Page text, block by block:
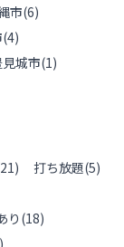
市(6)
(4)
見城市(1)
21) 打ち放題(5)
り (18)